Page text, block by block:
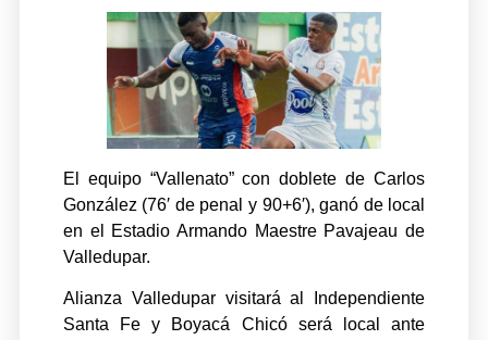
El equipo “Vallenato” con doblete de Carlos
González (76′ de penal y 90+6′), ganó de local
en el Estadio Armando Maestre Pavajeau de
Valledupar.
Alianza Valledupar visitará al Independiente
Santa Fe y Boyacá Chicó será local ante